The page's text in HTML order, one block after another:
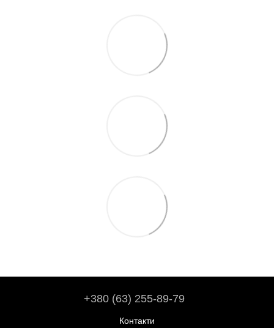
+380 (63) 255-89-79
Контакти